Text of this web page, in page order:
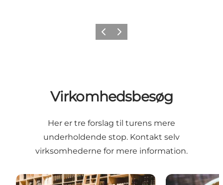
Forrige billede
Næste billede
Virkomhedsbesøg
Her er tre forslag til turens mere
underholdende stop. Kontakt selv
virksomhederne for mere information.
Rundvisning på mikrobryggeriet BraunsteinRundvisning